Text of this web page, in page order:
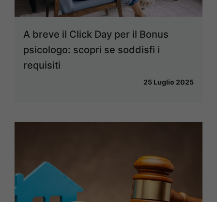
A breve il Click Day per il Bonus
psicologo: scopri se soddisfi i
requisiti
25 Luglio 2025